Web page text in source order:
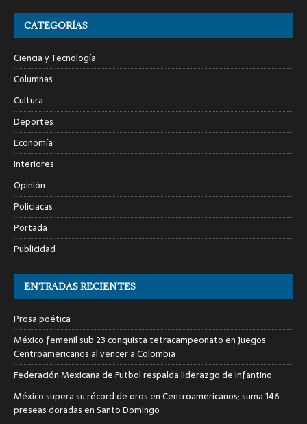
CATEGORÍAS
Ciencia y Tecnología
Columnas
Cultura
Deportes
Economía
Interiores
Opinión
Policiacas
Portada
Publicidad
ENTRADAS RECIENTES
Prosa poética
México femenil sub 23 conquista tetracampeonato en Juegos
Centroamericanos al vencer a Colombia
Federación Mexicana de Futbol respalda liderazgo de Infantino
México supera su récord de oros en Centroamericanos; suma 146
preseas doradas en Santo Domingo